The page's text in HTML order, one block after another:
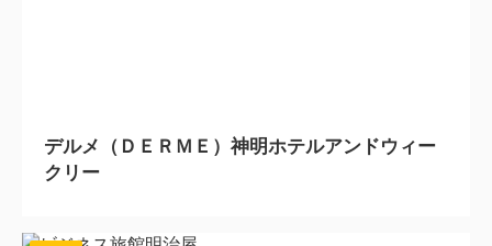
デルメ（ＤＥＲＭＥ）神明ホテルアンドウィー
クリー